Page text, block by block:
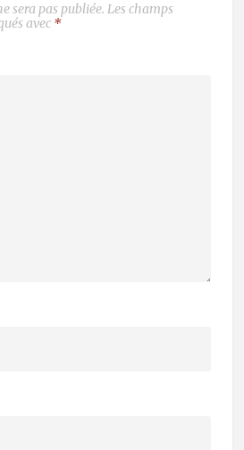
sera pas publiée. Les champs
avec *